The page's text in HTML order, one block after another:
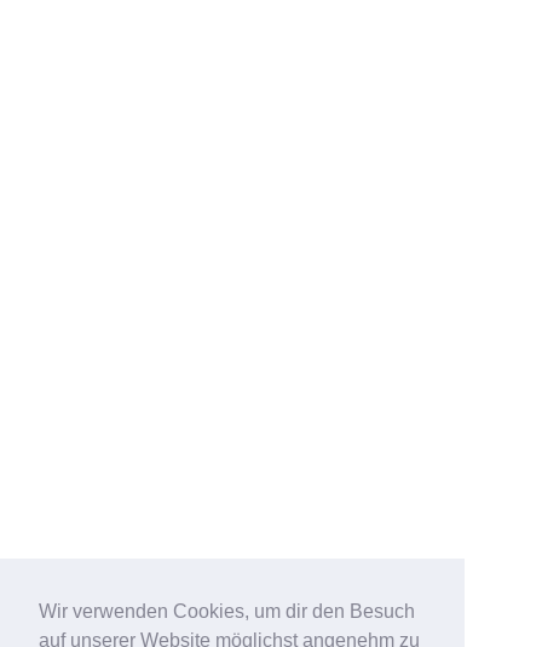
Wir verwenden Cookies, um dir den Besuch
auf unserer Website möglichst angenehm zu